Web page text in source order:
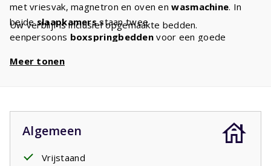
met vriesvak, magnetron en oven enwasmachine. In
beideslaapkamersstaan twee
eenpersoons boxspringbeddenvoor een goede
met bad, wastafel en toilet en een met doche en
Een schaduwrijke plek in de zomer en tegelijk de plaats
waar u heerlijk, tot in de late uurtjes, kunt genieten van
de Franse avonden. Een glas wijn en een stukje vlees op
vaste barbecue
Uw verblijf is inclusief opgemaakte bedden.
Meer tonen
Algemeen
Vrijstaand